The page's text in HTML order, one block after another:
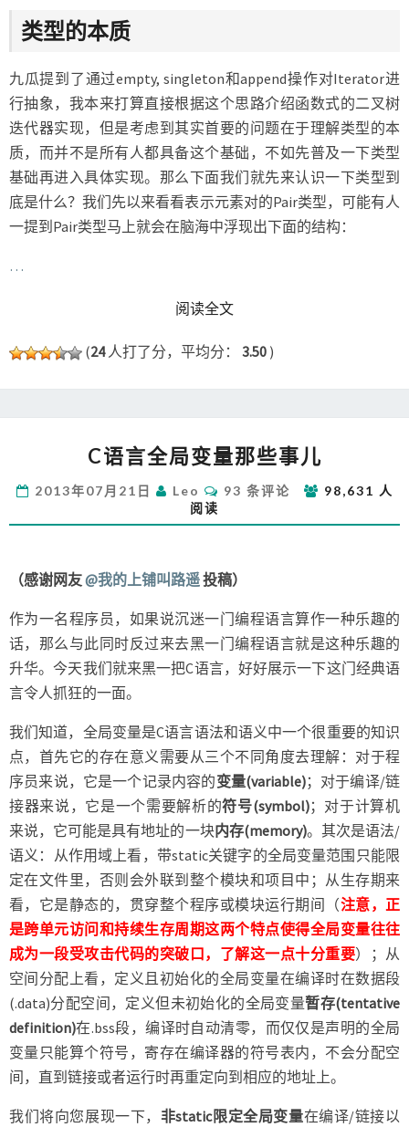
类型的本质
九瓜提到了通过empty, singleton和append操作对Iterator进
行抽象，我本来打算直接根据这个思路介绍函数式的二叉树
迭代器实现，但是考虑到其实首要的问题在于理解类型的本
质，而并不是所有人都具备这个基础，不如先普及一下类型
基础再进入具体实现。那么下面我们就先来认识一下类型到
底是什么？我们先以来看看表示元素对的Pair类型，可能有人
一提到Pair类型马上就会在脑海中浮现出下面的结构：
…
阅读全文READ MORE
(24人打了分，平均分： 3.50 )
语
全
局
那
事
C语言全局变量那些事儿
2013年07月21日 Leo
评
论
93 条评论
98,631 人
阅读
（感谢网友@我的上铺叫路遥投稿）
作为一名程序员，如果说沉迷一门编程语言算作一种乐趣的
话，那么与此同时反过来去黑一门编程语言就是这种乐趣的
升华。今天我们就来黑一把C语言，好好展示一下这门经典语
言令人抓狂的一面。
我们知道，全局变量是C语言语法和语义中一个很重要的知识
点，首先它的存在意义需要从三个不同角度去理解：对于程
序员来说，它是一个记录内容的变量(variable)；对于编译/链
接器来说，它是一个需要解析的符号(symbol)；对于计算机
来说，它可能是具有地址的一块内存(memory)。其次是语法/
语义：从作用域上看，带static关键字的全局变量范围只能限
定在文件里，否则会外联到整个模块和项目中；从生存期来
看，它是静态的，贯穿整个程序或模块运行期间（注意，正
是跨单元访问和持续生存周期这两个特点使得全局变量往往
成为一段受攻击代码的突破口，了解这一点十分重要）；从
空间分配上看，定义且初始化的全局变量在编译时在数据段
(.data)分配空间，定义但未初始化的全局变量暂存(tentative
definition)在.bss段，编译时自动清零，而仅仅是声明的全局
变量只能算个符号，寄存在编译器的符号表内，不会分配空
间，直到链接或者运行时再重定向到相应的地址上。
我们将向您展现一下， 非static限定全局变量在编译/链接以